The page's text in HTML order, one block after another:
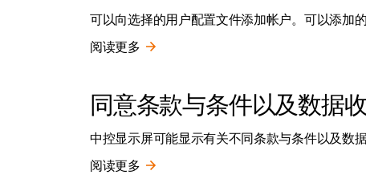
可以向选择的用户配置文件添加帐户。可以添加
阅读更多
同意条款与条件以及数据
中控显示屏可能显示有关不同条款与条件以及数
阅读更多